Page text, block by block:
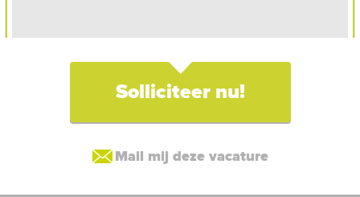
Solliciteer nu!
Mail mij deze vacature